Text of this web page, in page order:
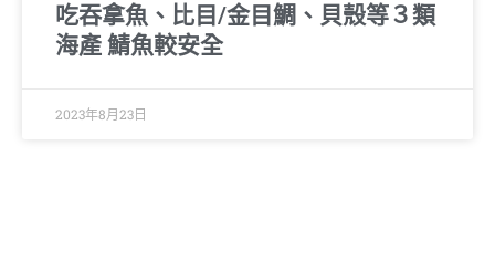
吃吞拿魚、比目/金目鯛、貝殼等３類
海產 鯖魚較安全
2023年8月23日